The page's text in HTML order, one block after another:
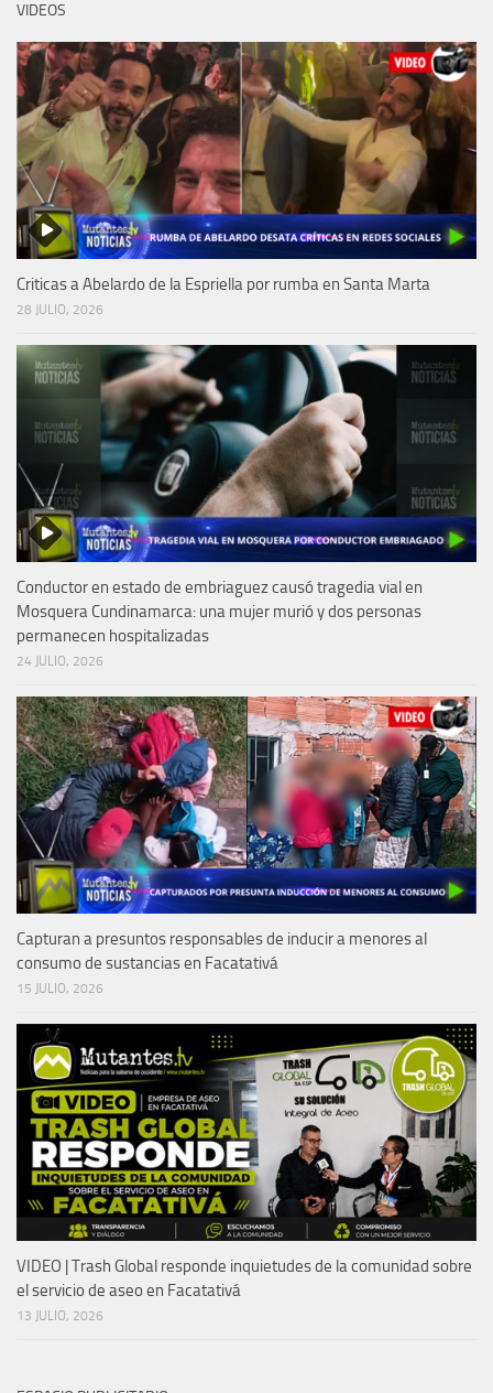
VIDEOS
Criticas a Abelardo de la Espriella por rumba en Santa Marta
28 JULIO, 2026
Conductor en estado de embriaguez causó tragedia vial en
Mosquera Cundinamarca: una mujer murió y dos personas
permanecen hospitalizadas
24 JULIO, 2026
Capturan a presuntos responsables de inducir a menores al
consumo de sustancias en Facatativá
15 JULIO, 2026
VIDEO | Trash Global responde inquietudes de la comunidad sobre
el servicio de aseo en Facatativá
13 JULIO, 2026